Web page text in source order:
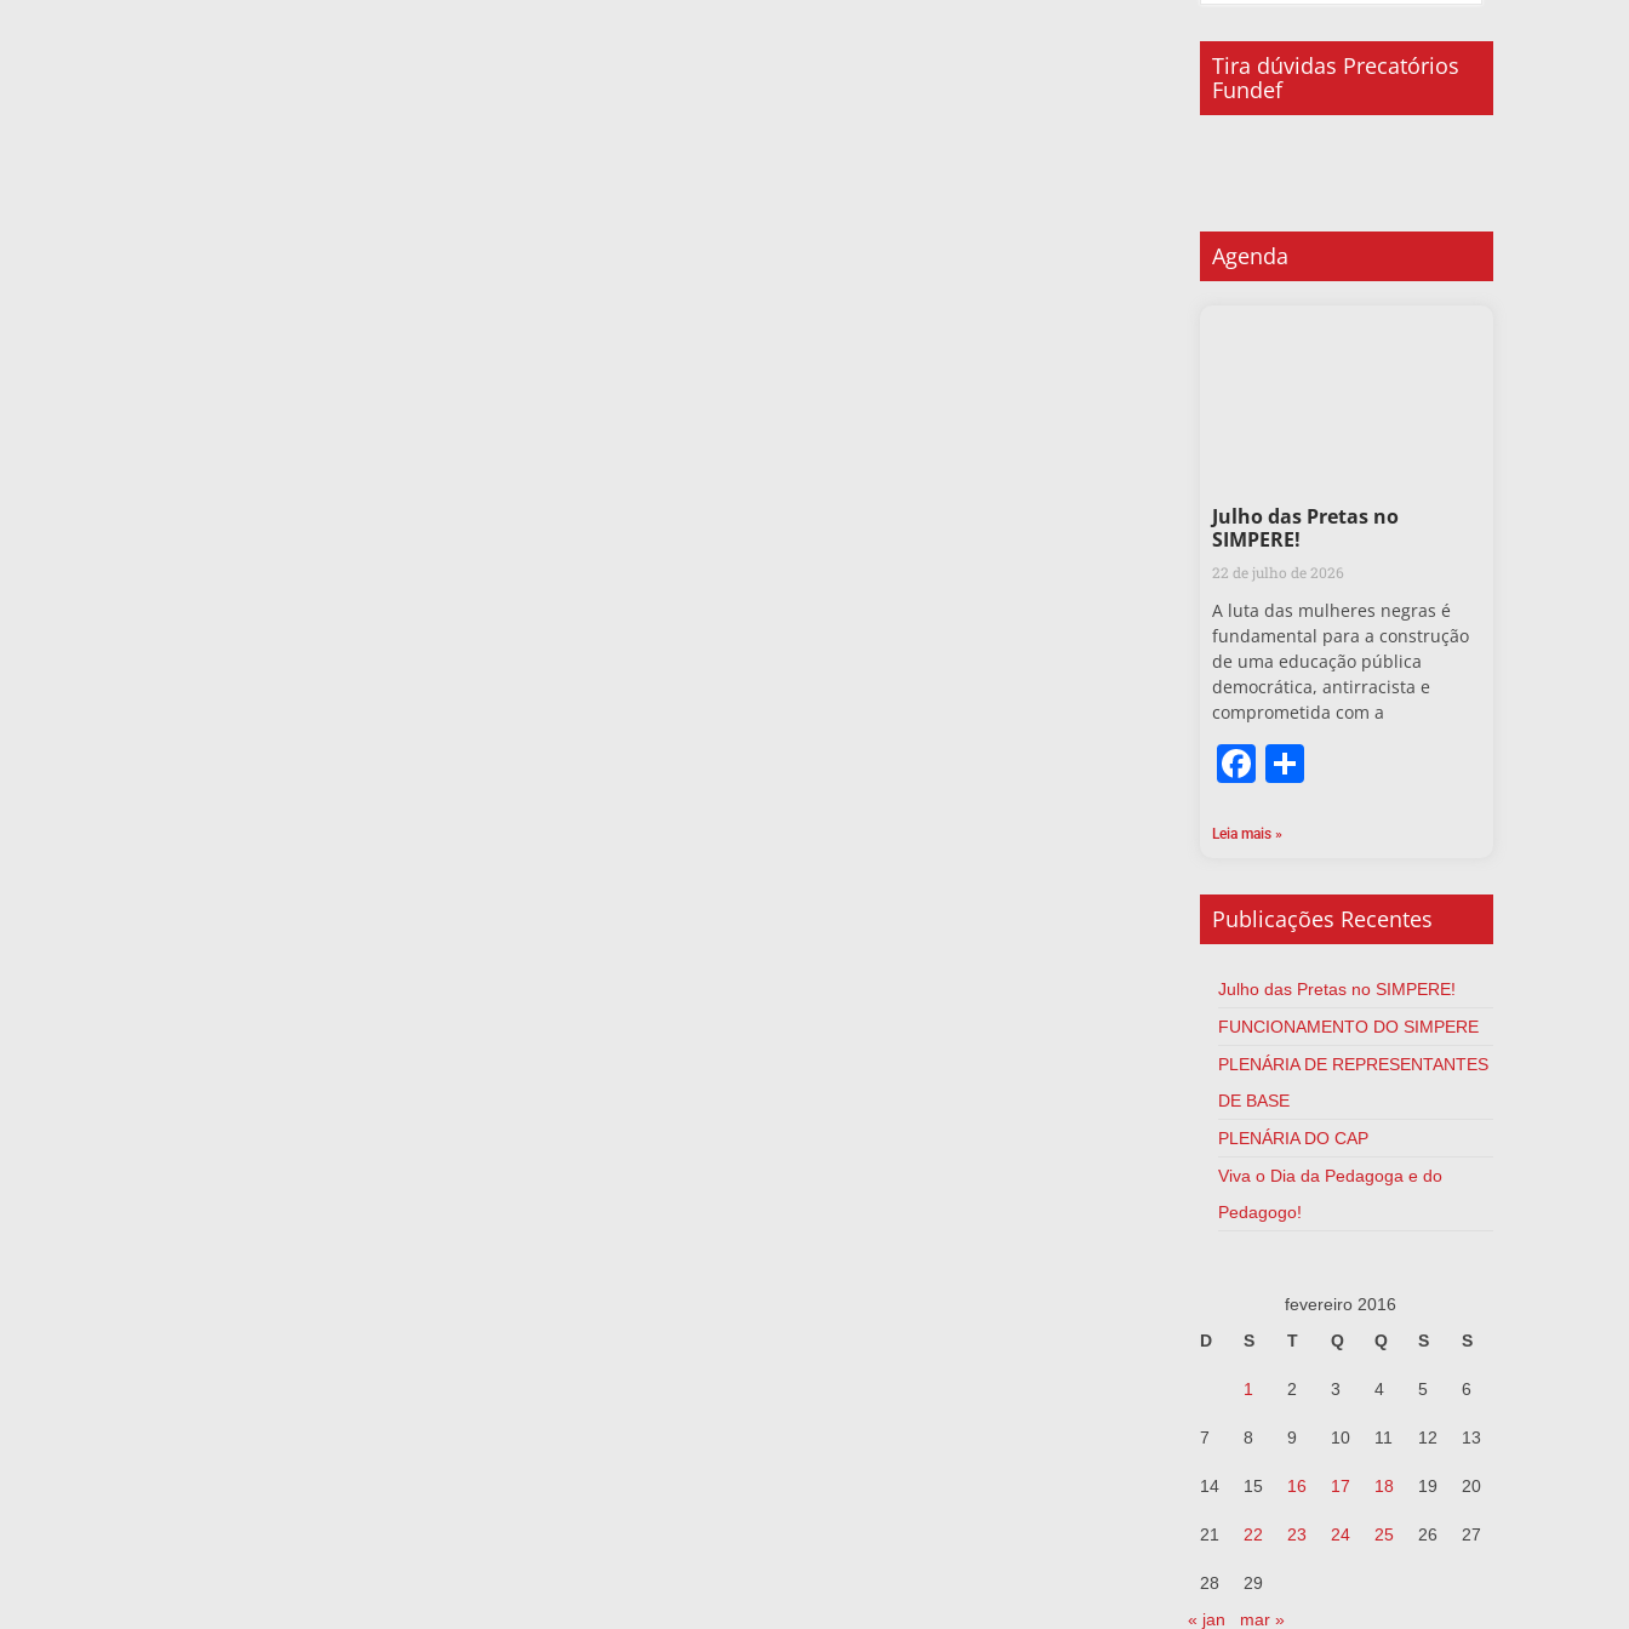
Tira dúvidas Precatórios
Fundef
Agenda
Julho das Pretas no
SIMPERE!
22 de julho de 2026
A luta das mulheres negras é
fundamental para a construção
de uma educação pública
democrática, antirracista e
comprometida com a
Facebook
Leia mais »
Publicações Recentes
Julho das Pretas no SIMPERE!
FUNCIONAMENTO DO SIMPERE
PLENÁRIA DE REPRESENTANTES
DE BASE
PLENÁRIA DO CAP
Viva o Dia da Pedagoga e do
Pedagogo!
fevereiro 2016
D
S T Q Q S S
1 2 3 4 5 6
7 8 9 10 11 12 13
14 15 16 17 18 19 20
21 22 23 24 25 26 27
28
29
« jan
mar »